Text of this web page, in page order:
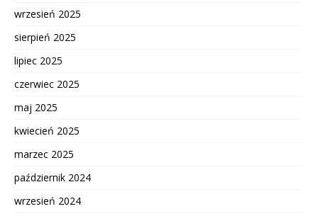
wrzesień 2025
sierpień 2025
lipiec 2025
czerwiec 2025
maj 2025
kwiecień 2025
marzec 2025
październik 2024
wrzesień 2024